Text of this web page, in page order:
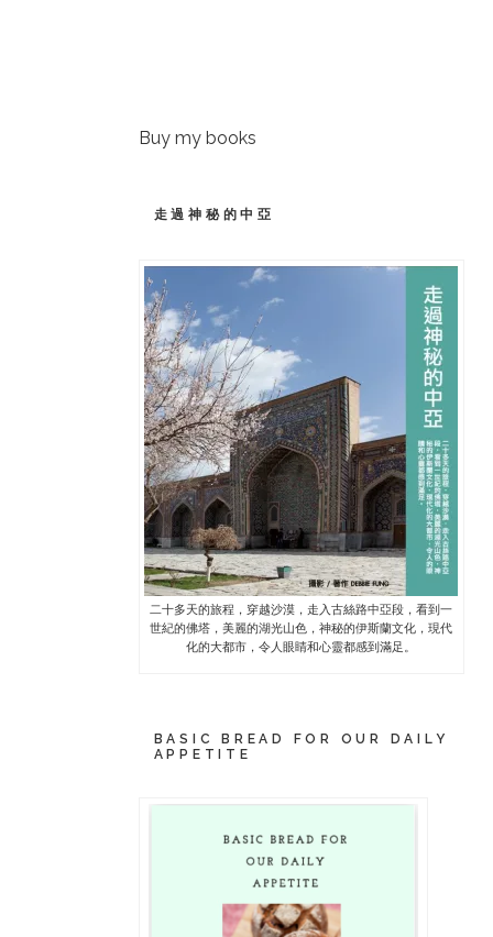
Buy my books
走過神秘的中亞
二十多天的旅程，穿越沙漠，走入古絲路中亞段，看到一
世紀的佛塔，美麗的湖光山色，神秘的伊斯蘭文化，現代
化的大都市，令人眼睛和心靈都感到滿足。
BASIC BREAD FOR OUR DAILY
APPETITE